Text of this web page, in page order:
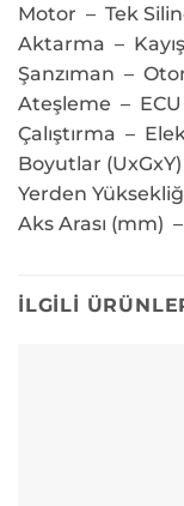
Motor – Tek
Aktarma – Kayış
Şanzıman –
Ateşleme – ECU
Çalıştırma –
Boyutlar
Yerden
Aks Arası (mm)
İLGILI